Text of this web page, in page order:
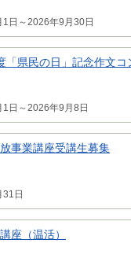
日～2026年9月30日
「県民の日」記念作文コ
日～2026年9月8日
事業講座受講生募集
31日
座（温活）